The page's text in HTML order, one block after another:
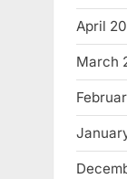
April
March